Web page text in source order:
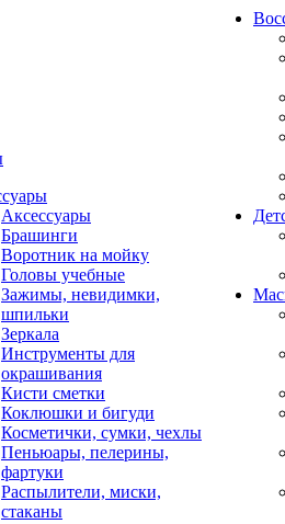
Аксессуары
Брашинги
Воротник на мойку
Головы учебные
Зажимы, невидимки,
шпильки
Зеркала
Инструменты для
окрашивания
Кисти сметки
Коклюшки и бигуди
Косметички, сумки, чехлы
Пеньюары, пелерины,
фартуки
Распылители, миски,
стаканы